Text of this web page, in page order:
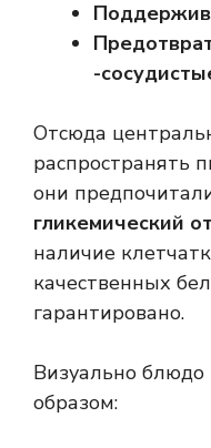
-
Отсюда
распространять
они
гликемический
наличие
качественных
гарантировано.
Визуально
образом: